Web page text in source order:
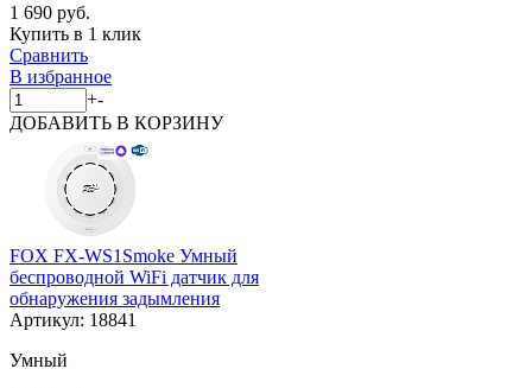
1 690 руб.
Купить в 1 клик
Сравнить
В избранное
+-
ДОБАВИТЬ В КОРЗИНУ
FOX FX-WS1Smoke Умный
беспроводной WiFi датчик для
обнаружения задымления
Артикул: 18841
Умный